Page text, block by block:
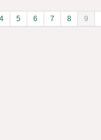
4 5 6 7 8 9